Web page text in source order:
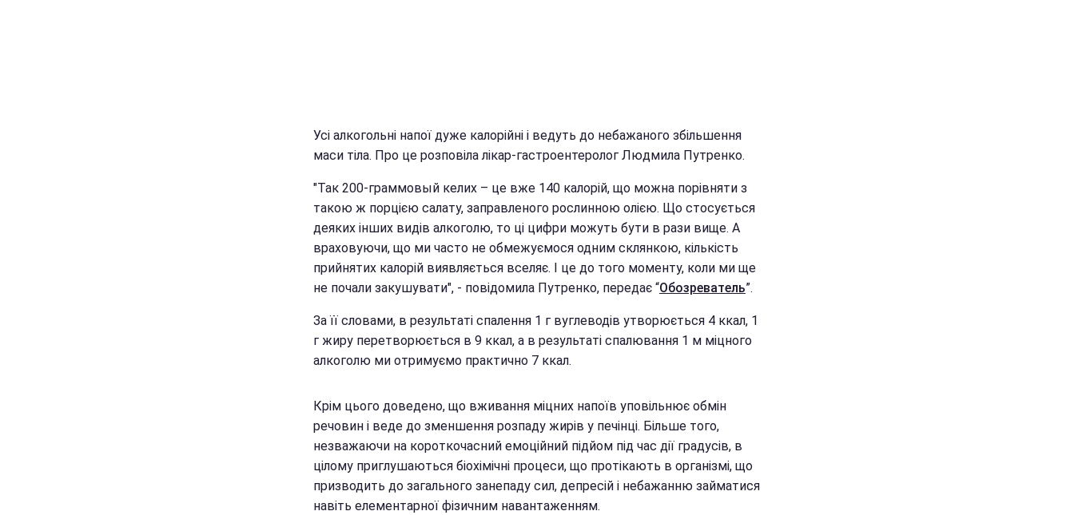
Усі алкогольні напої дуже калорійні і ведуть до небажаного збільшення
маси тіла. Про це розповіла лікар-гастроентеролог Людмила Путренко.
"Так 200-граммовый келих – це вже 140 калорій, що можна порівняти з
такою ж порцією салату, заправленого рослинною олією. Що стосується
деяких інших видів алкоголю, то ці цифри можуть бути в рази вище. А
враховуючи, що ми часто не обмежуємося одним склянкою, кількість
прийнятих калорій виявляється вселяє. І це до того моменту, коли ми ще
не почали закушувати", - повідомила Путренко, передає “Обозреватель”.
За її словами, в результаті спалення 1 г вуглеводів утворюється 4 ккал, 1
г жиру перетворюється в 9 ккал, а в результаті спалювання 1 м міцного
алкоголю ми отримуємо практично 7 ккал.
Крім цього доведено, що вживання міцних напоїв уповільнює обмін
речовин і веде до зменшення розпаду жирів у печінці. Більше того,
незважаючи на короткочасний емоційний підйом під час дії градусів, в
цілому приглушаються біохімічні процеси, що протікають в організмі, що
призводить до загального занепаду сил, депресій і небажанню займатися
навіть елементарної фізичним навантаженням.